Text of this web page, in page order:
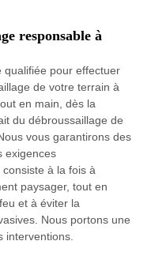
responsable à
qualifiée pour effectuer
de votre terrain à
en main, dès la
du débroussaillage de
vous garantirons des
exigences
à la fois à
paysager, tout en
et à éviter la
Nous portons une
interventions.